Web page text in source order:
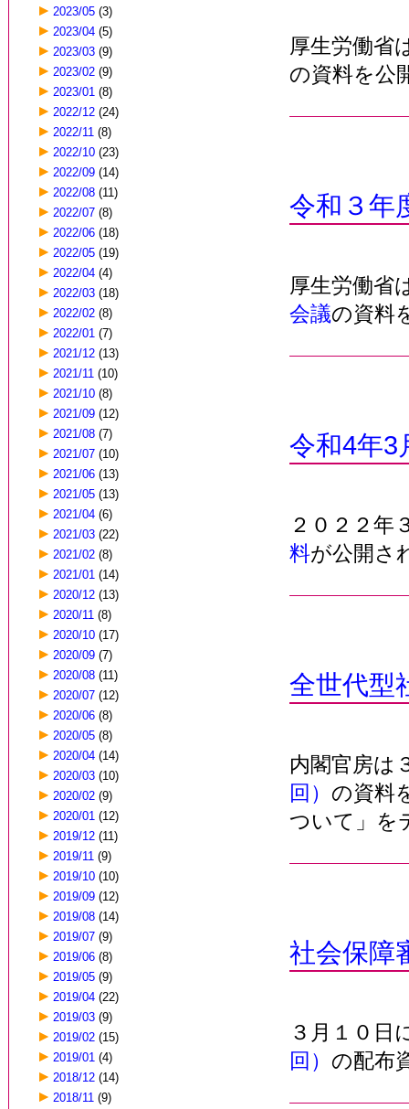
2023/05 (3)
2023/04 (5)
2023/03 (9)
2023/02 (9)
2023/01 (8)
2022/12 (24)
2022/11 (8)
2022/10 (23)
2022/09 (14)
2022/08 (11)
2022/07 (8)
2022/06 (18)
2022/05 (19)
2022/04 (4)
2022/03 (18)
2022/02 (8)
2022/01 (7)
2021/12 (13)
2021/11 (10)
2021/10 (8)
2021/09 (12)
2021/08 (7)
2021/07 (10)
2021/06 (13)
2021/05 (13)
2021/04 (6)
2021/03 (22)
2021/02 (8)
2021/01 (14)
2020/12 (13)
2020/11 (8)
2020/10 (17)
2020/09 (7)
2020/08 (11)
2020/07 (12)
2020/06 (8)
2020/05 (8)
2020/04 (14)
2020/03 (10)
2020/02 (9)
2020/01 (12)
2019/12 (11)
2019/11 (9)
2019/10 (10)
2019/09 (12)
2019/08 (14)
2019/07 (9)
2019/06 (8)
2019/05 (9)
2019/04 (22)
2019/03 (9)
2019/02 (15)
2019/01 (4)
2018/12 (14)
2018/11 (9)
厚生労働省
の資料を公
令和３年
厚生労働省
会議の資料
令和4年3
２０２２年
料が公開さ
全世代型
内閣官房は
回） の資料
ついて」を
社会保障
３月１０日
回） の配布